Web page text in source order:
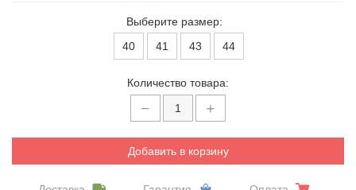
Выберите размер:
40
41 43 44
Количество товара:
Добавить в корзину